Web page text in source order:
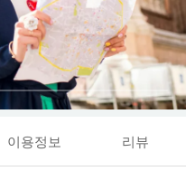
이용정보 리뷰